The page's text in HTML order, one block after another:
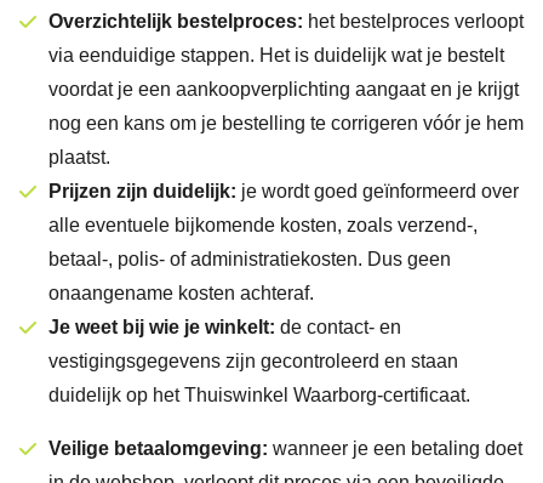
Overzichtelijk bestelproces: het bestelproces verloopt
via eenduidige stappen. Het is duidelijk wat je bestelt
voordat je een aankoopverplichting aangaat en je krijgt
nog een kans om je bestelling te corrigeren vóór je hem
plaatst.
Prijzen zijn duidelijk: je wordt goed geïnformeerd over
alle eventuele bijkomende kosten, zoals verzend-,
betaal-, polis- of administratiekosten. Dus geen
onaangename kosten achteraf.
Je weet bij wie je winkelt: de contact- en
vestigingsgegevens zijn gecontroleerd en staan
duidelijk op het Thuiswinkel Waarborg-certificaat.
Veilige betaalomgeving: wanneer je een betaling doet